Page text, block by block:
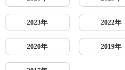
2023年 2022年
2020年 2019年